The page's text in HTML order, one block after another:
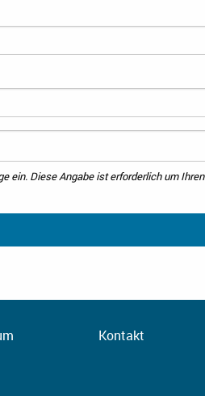
ein. Diese Angabe ist erforderlich um Ihren
Kontakt